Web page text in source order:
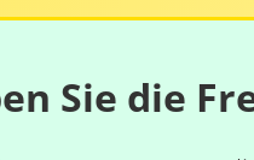
Sie die